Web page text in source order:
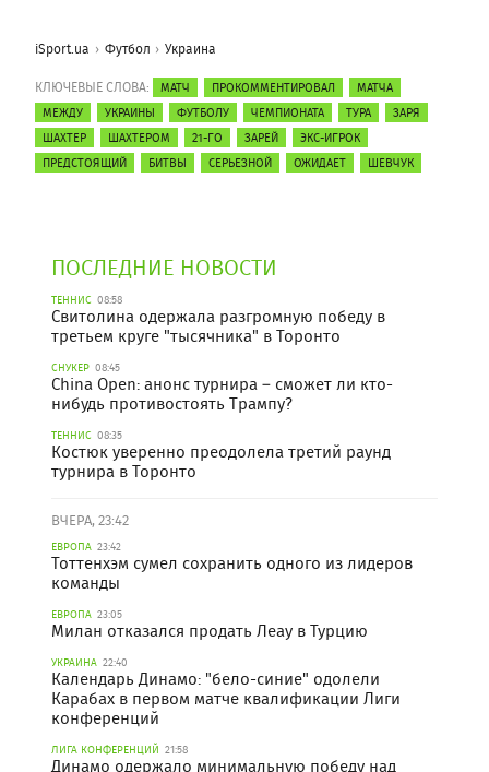
iSport.ua Футбол Украина
КЛЮЧЕВЫЕ СЛОВА: МАТЧ ПРОКОММЕНТИРОВАЛ
МАТЧА
МЕЖДУ
УКРАИНЫ ФУТБОЛУ ЧЕМПИОНАТА ТУРА
ЗАРЯ
ШАХТЕР
ШАХТЕРОМ 21-ГО ЗАРЕЙ
ЭКС-ИГРОК
ПРЕДСТОЯЩИЙ
БИТВЫ СЕРЬЕЗНОЙ ОЖИДАЕТ ШЕВЧУК
ПОСЛЕДНИЕ НОВОСТИ
ТЕННИС 08:58
Свитолина одержала разгромную победу в
третьем круге "тысячника" в Торонто
СНУКЕР 08:45
China Open: анонс турнира – сможет ли кто-
нибудь противостоять Трампу?
ТЕННИС 08:35
Костюк уверенно преодолела третий раунд
турнира в Торонто
ВЧЕРА, 23:42
ЕВРОПА 23:42
Тоттенхэм сумел сохранить одного из лидеров
команды
ЕВРОПА 23:05
Милан отказался продать Леау в Турцию
УКРАИНА 22:40
Календарь Динамо: "бело-синие" одолели
Карабах в первом матче квалификации Лиги
конференций
ЛИГА КОНФЕРЕНЦИЙ 21:58
Динамо одержало минимальную победу над